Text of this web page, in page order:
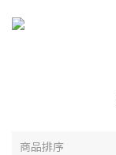
商品排序